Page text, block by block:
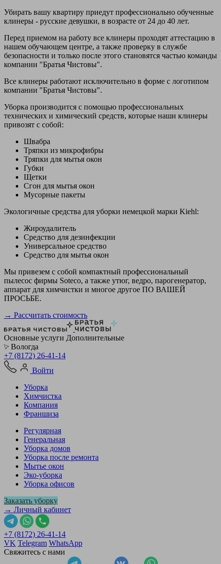
Убирать вашу квартиру приедут профессионально обученные
клинеры - русские девушки, в возрасте от 24 до 40 лет.
Перед приемом на работу все клинеры проходят аттестацию в
нашем обучающем центре, а также проверку в службе
безопасности и только после этого становятся частью команды
компании "Братья Чистовы".
Все клинеры работают исключительно в форме с логотипом
компании "Братья Чистовы".
Уборка производится с помощью профессиональных
технических и химический средств, которые наши клинеры
привозят с собой:
Швабра
Тряпки из микрофибры
Тряпки для мытья окон
Губки
Щетки
Сгон для мытья окон
Мусорные пакеты
Экологичные средства для уборки немецкой марки Kiehl:
Жироудалитель
Средство для дезинфекции
Универсальное средство
Средство для мытья окон
Мы привезем с собой компактный профессиональный
пылесос фирмы Soteco, а также утюг, ведро, парогенератор,
аппарат для химчистки и многое другое ПО ВАШЕЙ
ПРОСЬБЕ.
→ Рассчитать стоимость
Основные услуги Дополнительные
Вологда
+7 (8172) 26-41-14
Войти
Уборка
Химчистка
Компания
Франшиза
Регулярная
Генеральная
Уборка домов
Уборка после ремонта
Мытье окон
Эко-уборка
Уборка офисов
Заказать уборку
→ Личный кабинет
+7 (8172) 26-41-14
VK Telegram WhatsApp
Свяжитесь с нами